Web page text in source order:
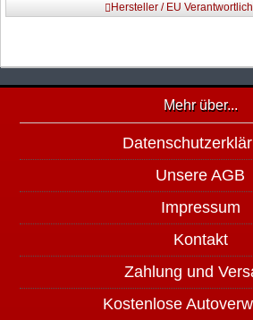
Hersteller / EU
Mehr über...
Unsere AGB
Impressum
Kontakt
Zahlung und
Kostenlose